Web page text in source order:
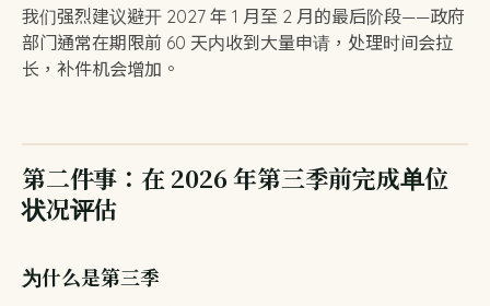
我们强烈建议避开 2027 年 1 月至 2 月的最后阶段——政府
部门通常在期限前 60 天内收到大量申请，处理时间会拉
长，补件机会增加。
第二件事：在 2026 年第三季前完成单位
状况评估
为什么是第三季